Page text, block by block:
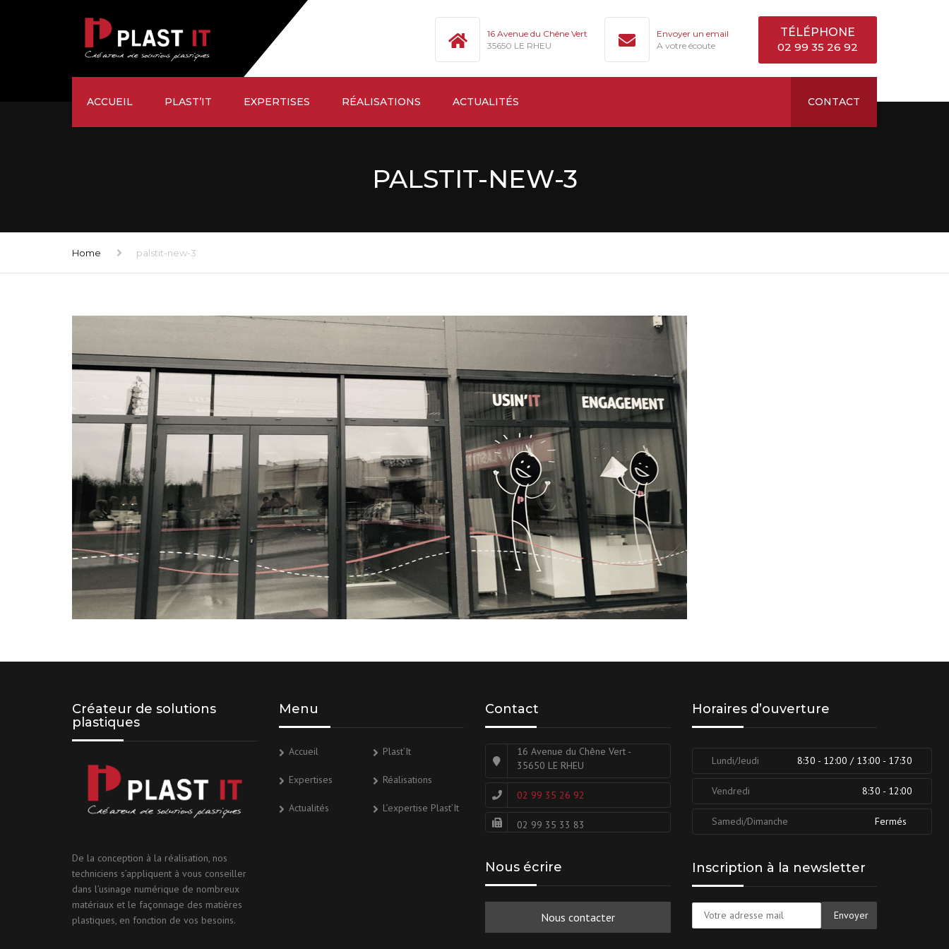
16 Avenue du Chêne Vert
35650 LE RHEU
Envoyer un email
A votre écoute
TÉLÉPHONE
02 99 35 26 92
CONTACT
ACCUEIL PLAST’IT EXPERTISES
LIVRAISON
RÉALISATIONS ACTUALITÉS
PALSTIT-NEW-3
Home palstit-new-3
Créateur de solutions
plastiques
De la conception à la réalisation, nos
techniciens s’appliquent à vous conseiller
dans l’usinage numérique de nombreux
matériaux et le façonnage des matières
plastiques, en fonction de vos besoins.
Menu
Accueil Plast’It
Expertises Réalisations
Actualités L’expertise Plast’It
Contact
16 Avenue du Chêne Vert -
35650 LE RHEU
02 99 35 26 92
02 99 35 33 83
Nous écrire
Nous contacter
Horaires d’ouverture
Lundi/Jeudi 8:30 - 12:00 / 13:00 - 17:30
Vendredi 8:30 - 12:00
Samedi/Dimanche Fermés
Inscription à la newsletter